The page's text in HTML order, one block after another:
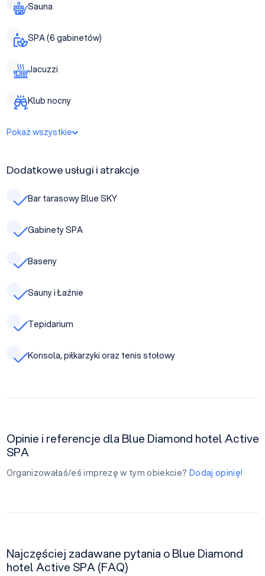
Sauna
SPA (6 gabinetów)
Jacuzzi
Klub nocny
Pokaż wszystkie
Dodatkowe usługi i atrakcje
Bar tarasowy Blue SKY
Gabinety SPA
Baseny
Sauny i Łaźnie
Tepidarium
Konsola, piłkarzyki oraz tenis stołowy
Opinie i referencje dla Blue Diamond hotel Active
SPA
Organizowałaś/eś imprezę w tym obiekcie? Dodaj opinię!
Najczęściej zadawane pytania o Blue Diamond
hotel Active SPA (FAQ)